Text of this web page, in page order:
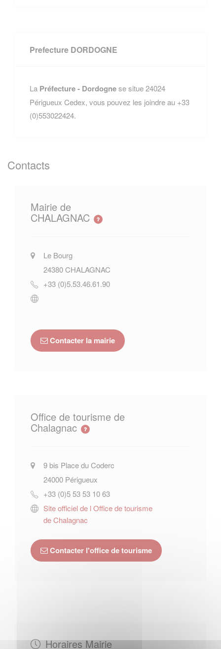
Prefecture DORDOGNE
La Préfecture - Dordognese situe 24024
Périgueux Cedex, vous pouvez les joindre au +33
(0)553022424.
Contacts
Mairie de
CHALAGNAC
Le Bourg
24380CHALAGNAC
+33 (0)5.53.46.61.90
Contacter la mairie
Office de tourisme de
Chalagnac
9 bis Place du Coderc
24000 Périgueux
+33 (0)5 53 53 10 63
Site officiel de l Office de tourisme
de Chalagnac
Contacter l'office de tourisme
Horaires Mairie